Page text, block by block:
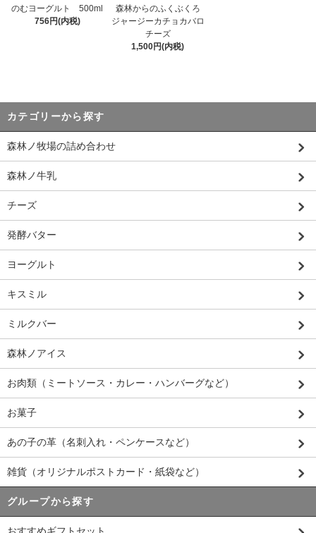
のむヨーグルト 500ml
756円(内税)
森林からのふくぶくろ
ジャージーカチョカバロ
チーズ
1,500円(内税)
カテゴリーから探す
森林ノ牧場の詰め合わせ
森林ノ牛乳
チーズ
発酵バター
ヨーグルト
キスミル
ミルクバー
森林ノアイス
お肉類（ミートソース・カレー・ハンバーグなど）
お菓子
あの子の革（名刺入れ・ペンケースなど）
雑貨（オリジナルポストカード・紙袋など）
グループから探す
おすすめギフトセット